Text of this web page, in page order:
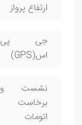
ارتفاع پرواز
جی پی
اس(GPS)
نشست و
برخاست
اتومات